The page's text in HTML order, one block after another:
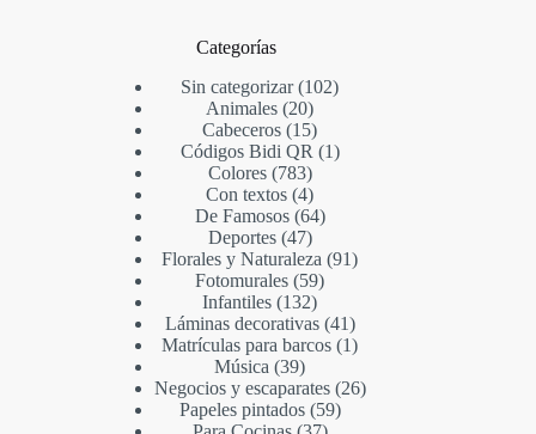
Categorías
Sin categorizar 102
Animales 20
Cabeceros 15
Códigos Bidi QR
1
Colores 783
Con textos 4
De Famosos 64
Deportes 47
Florales y Naturaleza 91
Fotomurales 59
Infantiles 132
Láminas decorativas 41
Matrículas para barcos 1
Música 39
Negocios y escaparates 26
Papeles pintados 59